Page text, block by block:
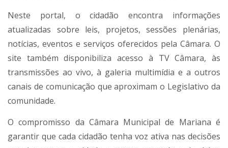
Neste portal, o cidadão encontra informações
atualizadas sobre leis, projetos, sessões plenárias,
notícias, eventos e serviços oferecidos pela Câmara. O
site também disponibiliza acesso à TV Câmara, às
transmissões ao vivo, à galeria multimídia e a outros
canais de comunicação que aproximam o Legislativo da
comunidade.
O compromisso da Câmara Municipal de Mariana é
garantir que cada cidadão tenha voz ativa nas decisões